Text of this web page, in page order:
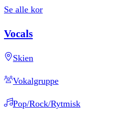
Se alle kor
Vocals
Skien
Vokalgruppe
Pop/Rock/Rytmisk